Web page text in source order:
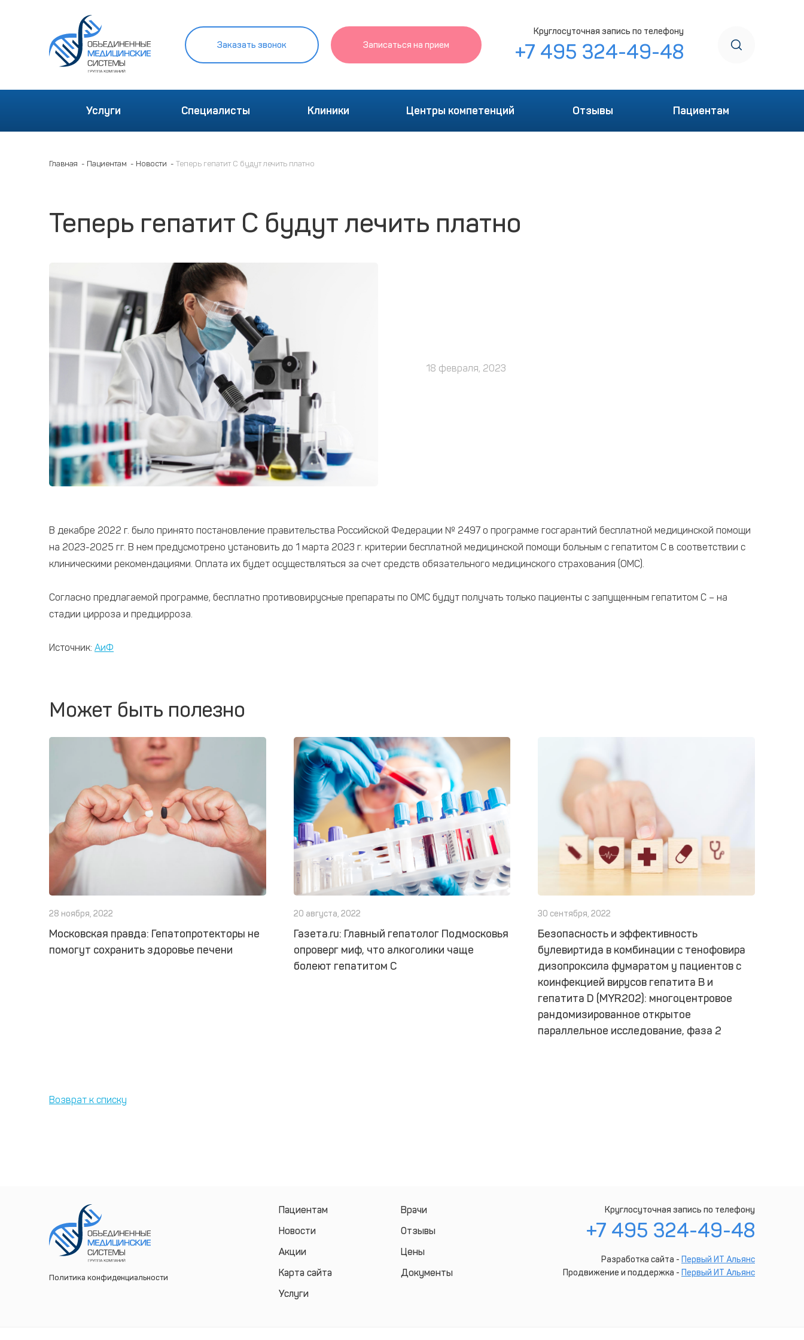
Заказать звонок Записаться на прием
Круглосуточная запись по телефону
+7 495 324-49-48
Услуги Специалисты Клиники Центры компетенций Отзывы Пациентам
Главная Пациентам Новости Теперь гепатит С будут лечить платно
Теперь гепатит С будут лечить платно
18 февраля, 2023
В декабре 2022 г. было принято постановление правительства Российской Федерации № 2497 о программе госгарантий бесплатной медицинской помощи
на 2023-2025 гг. В нем предусмотрено установить до 1 марта 2023 г. критерии бесплатной медицинской помощи больным с гепатитом С в соответствии с
клиническими рекомендациями. Оплата их будет осуществляться за счет средств обязательного медицинского страхования (ОМС).
Согласно предлагаемой программе, бесплатно противовирусные препараты по ОМС будут получать только пациенты с запущенным гепатитом С – на
стадии цирроза и предцирроза.
Источник: АиФ
Может быть полезно
28 ноября, 2022
Московская правда: Гепатопротекторы не
помогут сохранить здоровье печени
20 августа, 2022
Газета.ru: Главный гепатолог Подмосковья
опроверг миф, что алкоголики чаще
болеют гепатитом C
30 сентября, 2022
Безопасность и эффективность
булевиртида в комбинации с тенофовира
дизопроксила фумаратом у пациентов с
коинфекцией вирусов гепатита В и
гепатита D (MYR202): многоцентровое
рандомизированное открытое
параллельное исследование, фаза 2
Возврат к списку
Политика конфиденциальности
Пациентам
Новости
Акции
Карта сайта
Услуги
Врачи
Отзывы
Цены
Документы
Круглосуточная запись по телефону
+7 495 324-49-48
Разработка сайта - Первый ИТ Альянс
Продвижение и поддержка - Первый ИТ Альянс